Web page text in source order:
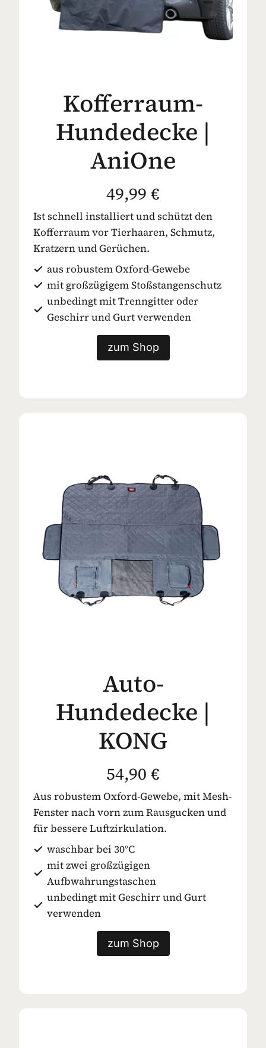
Kofferraum-
Hundedecke |
AniOne
49,99 €
Ist schnell installiert und schützt den
Kofferraum vor Tierhaaren, Schmutz,
Kratzern und Gerüchen.
aus robustem Oxford-Gewebe
mit großzügigem Stoßstangenschutz
unbedingt mit Trenngitter oder
Geschirr und Gurt verwenden
zum Shop
Auto-
Hundedecke |
KONG
54,90 €
Aus robustem Oxford-Gewebe, mit Mesh-
Fenster nach vorn zum Rausgucken und
für bessere Luftzirkulation.
waschbar bei 30°C
mit zwei großzügigen
Aufbwahrungstaschen
unbedingt mit Geschirr und Gurt
verwenden
zum Shop